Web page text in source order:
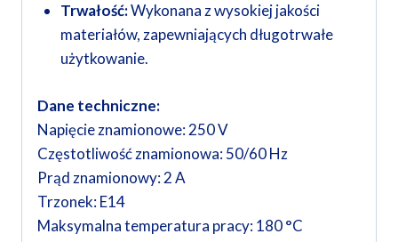
Trwałość:Wykonana z wysokiej jakości
materiałów, zapewniających długotrwałe
użytkowanie.
Dane techniczne:
Napięcie znamionowe: 250 V
Częstotliwość znamionowa: 50/60 Hz
Prąd znamionowy: 2 A
Trzonek: E14
Maksymalna temperatura pracy: 180 °C